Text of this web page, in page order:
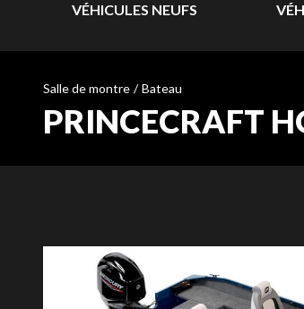
VÉHICULES NEUFS
Salle de montre / Bateau
PRINCECRAFT